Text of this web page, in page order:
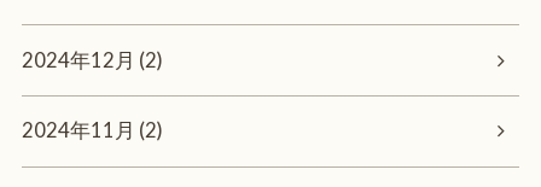
2024年12月 (2)
2024年11月 (2)